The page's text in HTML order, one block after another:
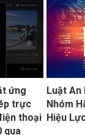
ứng
trực
thoại
qua
Luật An
Nhóm
Hiệu